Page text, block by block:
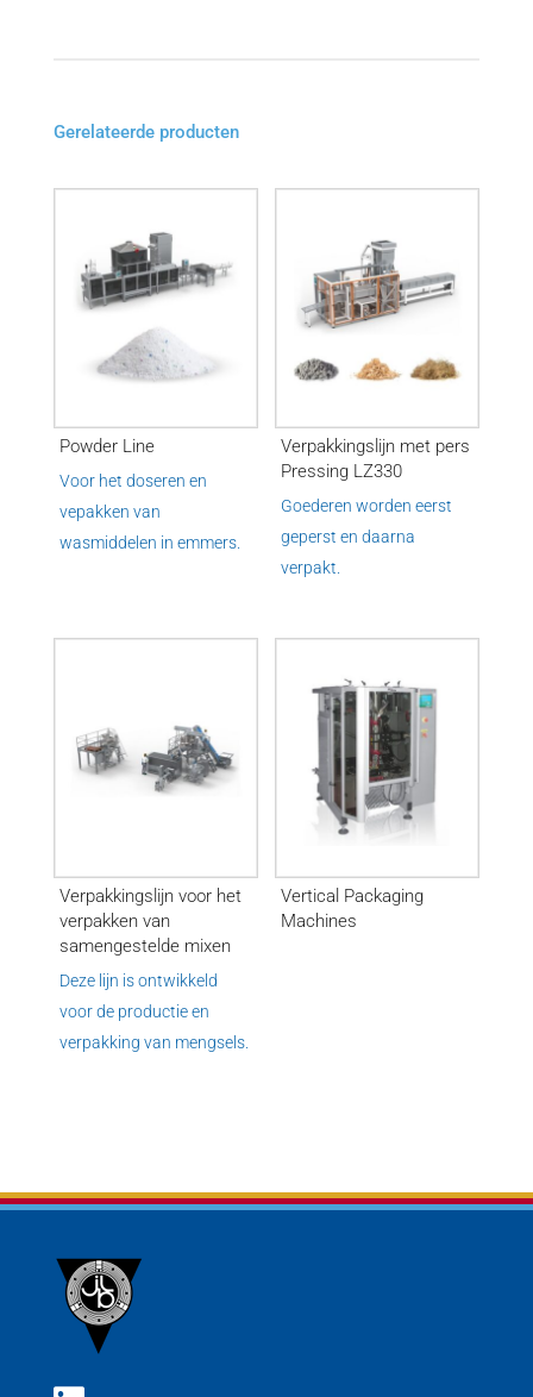
Gerelateerde producten
Powder Line
Voor het doseren en
vepakken van
wasmiddelen in emmers.
Verpakkingslijn met pers
Pressing LZ330
Goederen worden eerst
geperst en daarna
verpakt.
Verpakkingslijn voor het
verpakken van
samengestelde mixen
Deze lijn is ontwikkeld
voor de productie en
verpakking van mengsels.
Vertical Packaging
Machines